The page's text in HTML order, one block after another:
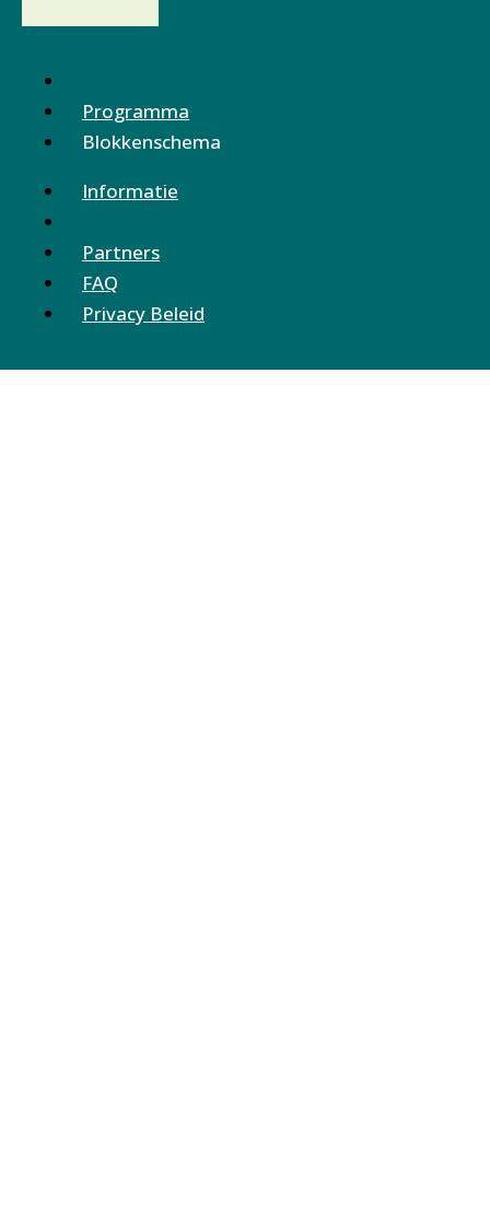
Programma
Blokkenschema
Informatie
Partners
FAQ
Privacy Beleid